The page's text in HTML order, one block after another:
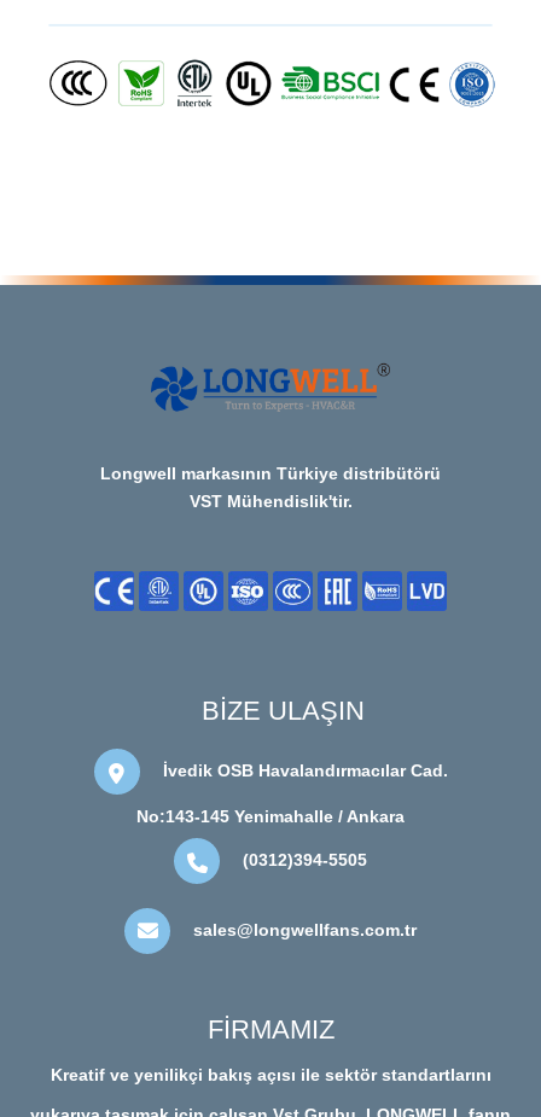
Longwell markasının Türkiye distribütörü
VST Mühendislik'tir.
BİZE ULAŞIN
İvedik OSB Havalandırmacılar Cad.
No:143-145 Yenimahalle / Ankara
(0312)394-5505
sales@longwellfans.com.tr
FİRMAMIZ
Kreatif ve yenilikçi bakış açısı ile sektör standartlarını